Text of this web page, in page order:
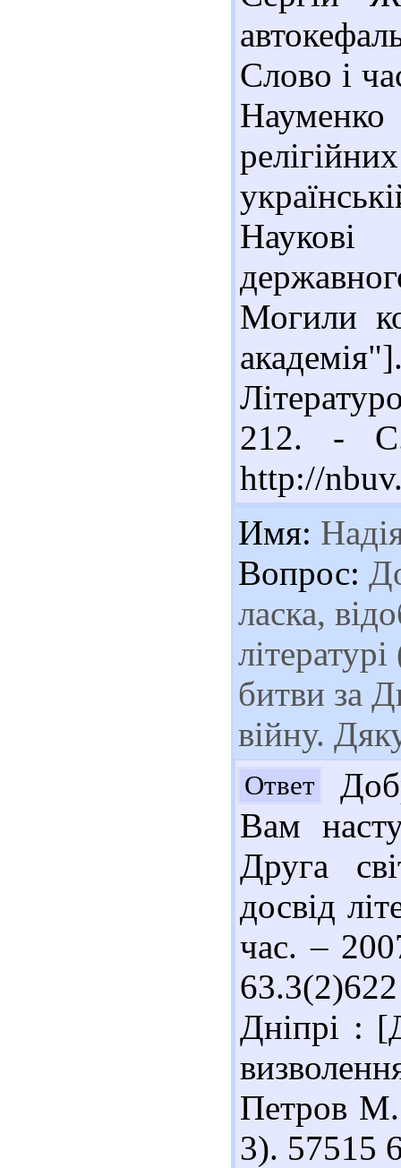
Слово і
Науменко
Могили
212. -
http://
Имя:
Вопрос:
ласка,
битви за
війну.
Ответ
Вам
Друга
досвід
час. –
Дніпрі :
Петров
3). 57515